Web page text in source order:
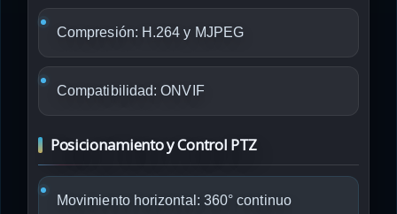
Compresión: H.264 y MJPEG
Compatibilidad: ONVIF
Posicionamiento y Control PTZ
Movimiento horizontal: 360° continuo